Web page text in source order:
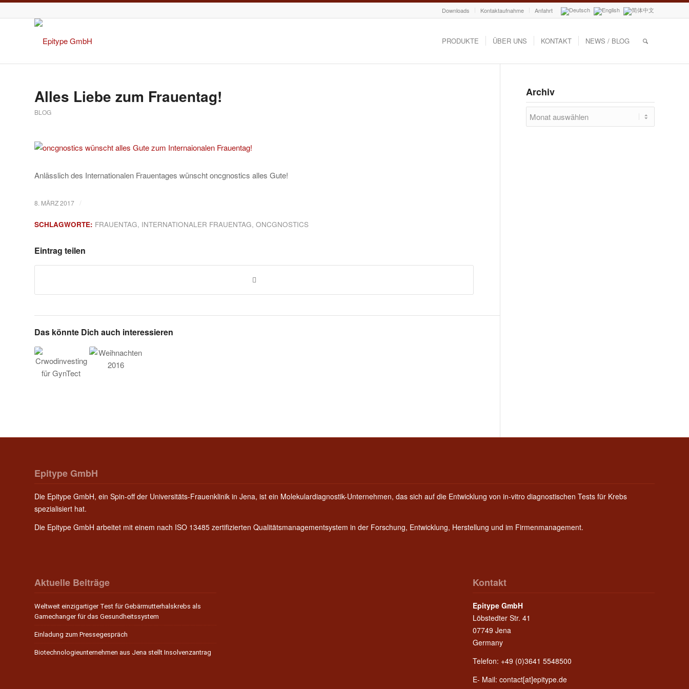
Downloads Kontaktaufnahme Anfahrt
PRODUKTE ÜBER UNS KONTAKT NEWS / BLOG
Alles Liebe zum Frauentag!
BLOG
Anlässlich des Internationalen Frauentages wünscht oncgnostics alles Gute!
8. MÄRZ 2017 /
SCHLAGWORTE: FRAUENTAG, INTERNATIONALER FRAUENTAG, ONCGNOSTICS
Eintrag teilen
Das könnte Dich auch interessieren
Archiv
Epitype GmbH
Die Epitype GmbH, ein Spin-off der Universitäts-Frauenklinik in Jena, ist ein Molekulardiagnostik-Unternehmen, das sich auf die Entwicklung von in-vitro diagnostischen Tests für Krebs
spezialisiert hat.
Die Epitype GmbH arbeitet mit einem nach ISO 13485 zertifizierten Qualitätsmanagementsystem in der Forschung, Entwicklung, Herstellung und im Firmenmanagement.
Aktuelle Beiträge
Weltweit einzigartiger Test für Gebärmutterhalskrebs als
Gamechanger für das Gesundheitssystem
Einladung zum Pressegespräch
Biotechnologieunternehmen aus Jena stellt Insolvenzantrag
Kontakt
Epitype GmbH
Löbstedter Str. 41
07749 Jena
Germany
Telefon: +49 (0)3641 5548500
E- Mail:contact[at]epitype.de